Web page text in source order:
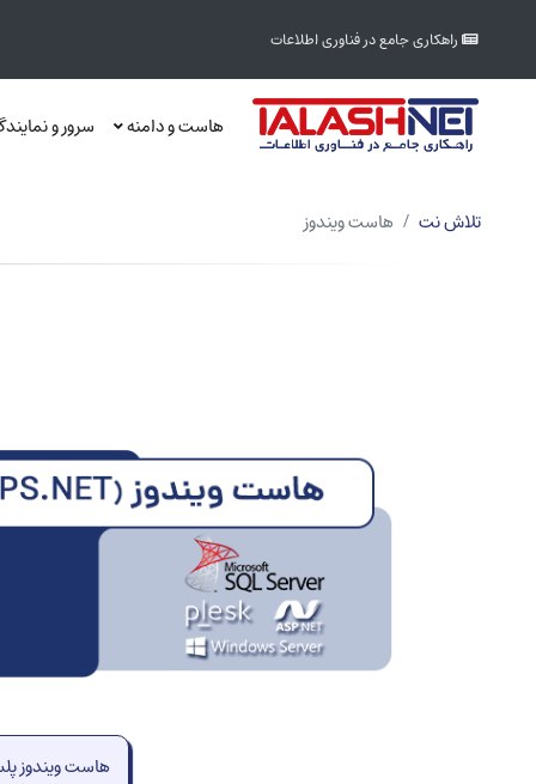
راهکاری جامع در فناوری اطلاعات
هاست و دامنه سرور و
تلاش نت هاست ویندوز
هاست ویندوز